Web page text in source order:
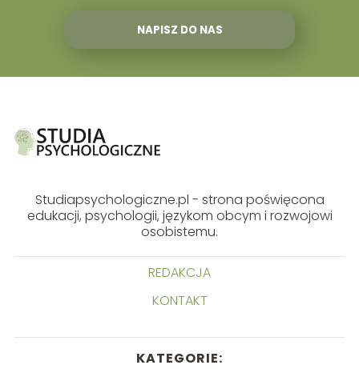
NAPISZ DO NAS
Studiapsychologiczne.pl - strona poświęcona
edukacji, psychologii, językom obcym i rozwojowi
osobistemu.
REDAKCJA
KONTAKT
KATEGORIE: